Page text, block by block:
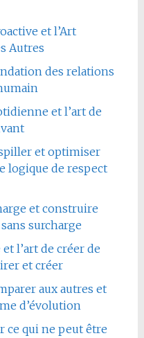
et l’Art
Autres
des relations
et l’art de
et optimiser
logique de respect
et construire
surcharge
l’art de créer de
et créer
aux autres et
d’évolution
ce qui ne peut être